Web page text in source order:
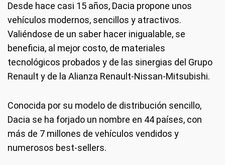
Desde hace casi 15 años, Dacia propone unos
vehículos modernos, sencillos y atractivos.
Valiéndose de un saber hacer inigualable, se
beneficia, al mejor costo, de materiales
tecnológicos probados y de las sinergias del Grupo
Renault y de la Alianza Renault-Nissan-Mitsubishi.
Conocida por su modelo de distribución sencillo,
Dacia se ha forjado un nombre en 44 países, con
más de 7 millones de vehículos vendidos y
numerosos best-sellers.